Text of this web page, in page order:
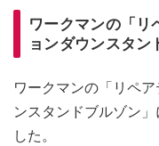
ワークマンの「リ
ョンダウンスタン
ワークマンの「リペ
ンスタンドブルゾン
した。